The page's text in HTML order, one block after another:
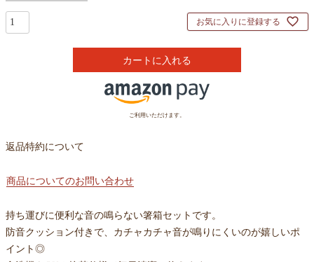
お気に入りに登録する
カートに入れる
ご利用いただけます。
返品特約について
商品についてのお問い合わせ
持ち運びに便利な音の鳴らない箸箱セットです。
防音クッション付きで、カチャカチャ音が鳴りにくいのが嬉しいポ
イント◎